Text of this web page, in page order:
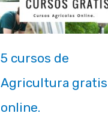
5 cursos de
Agricultura
online.